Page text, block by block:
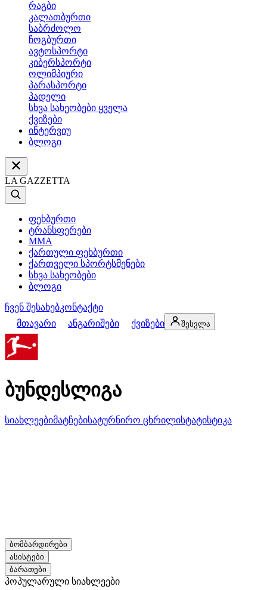
რაგბი
კალათბურთი
საბრძოლო
ჩოგბურთი
ავტოსპორტი
კიბერსპორტი
ოლიმპიური
პარასპორტი
პადელი
სხვა სახეობები ყველა
ქვიზები
ინტერვიუ
ბლოგი
LA GAZZETTA
ფეხბურთი
ტრანსფერები
MMA
ქართული ფეხბურთი
ქართველი სპორტსმენები
სხვა სახეობები
ბლოგი
ჩვენ შესახებკონტაქტი
მთავარი
ანგარიშები ქვიზები შესვლა
ბუნდესლიგა
სიახლეებიმატჩებისატურნირო ცხრილისტატისტიკა
ბომბარდირები
ასისტები
ბარათები
პოპულარული სიახლეები